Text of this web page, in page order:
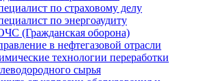
по страховому делу
по энергоаудиту
(Гражданская оборона)
в нефтегазовой отрасли
технологии переработки
сырья